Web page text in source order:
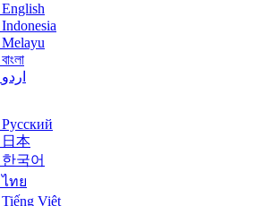
English
Indonesia
Melayu
বাংলা
اردو
Русский
日本
한국어
ไทย
Tiếng Việt